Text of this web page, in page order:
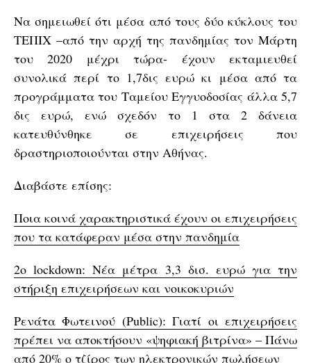
Να σημειωθεί ότι μέσα από τους δύο κύκλους του
ΤΕΠΙΧ –από την αρχή της πανδημίας τον Μάρτη
του 2020 μέχρι τώρα- έχουν εκταμιευθεί
συνολικά περί το 1,7δις ευρώ κι μέσα από τα
προγράμματα του Ταμείου Εγγυοδοσίας άλλα 5,7
δις ευρώ, ενώ σχεδόν το 1 στα 2 δάνεια
κατευθύνθηκε σε επιχειρήσεις που
δραστηριοποιούνται στην Αθήνας.
Διαβάστε επίσης:
Ποια κοινά χαρακτηριστικά έχουν οι επιχειρήσεις
που τα κατάφεραν μέσα στην πανδημία
2o lockdown: Νέα μέτρα 3,3 δισ. ευρώ για την
στήριξη επιχειρήσεων και νοικοκυριών
Ρενάτα Φωτεινού (Public): Γιατί οι επιχειρήσεις
πρέπει να αποκτήσουν «ψηφιακή βιτρίνα» – Πάνω
από 20% ο τζίρος των ηλεκτρονικών πωλήσεων